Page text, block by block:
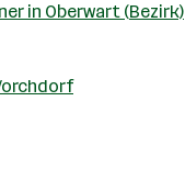
in Oberwart (Bezirk)